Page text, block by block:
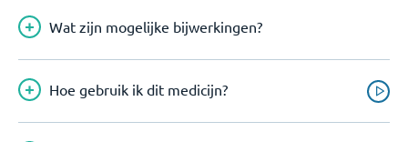
Wat zijn mogelijke bijwerkingen?
Hoe gebruik ik dit medicijn?